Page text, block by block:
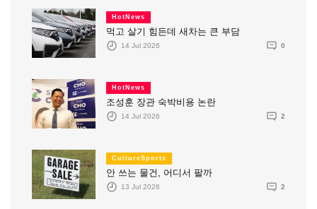
HotNews
먹고 살기 힘든데 새차는 큰 부담
14 Jul 2026 0
HotNews
조성훈 장관 숙박비용 논란
14 Jul 2026 2
CultureSports
안 쓰는 물건, 어디서 팔까
13 Jul 2026 2